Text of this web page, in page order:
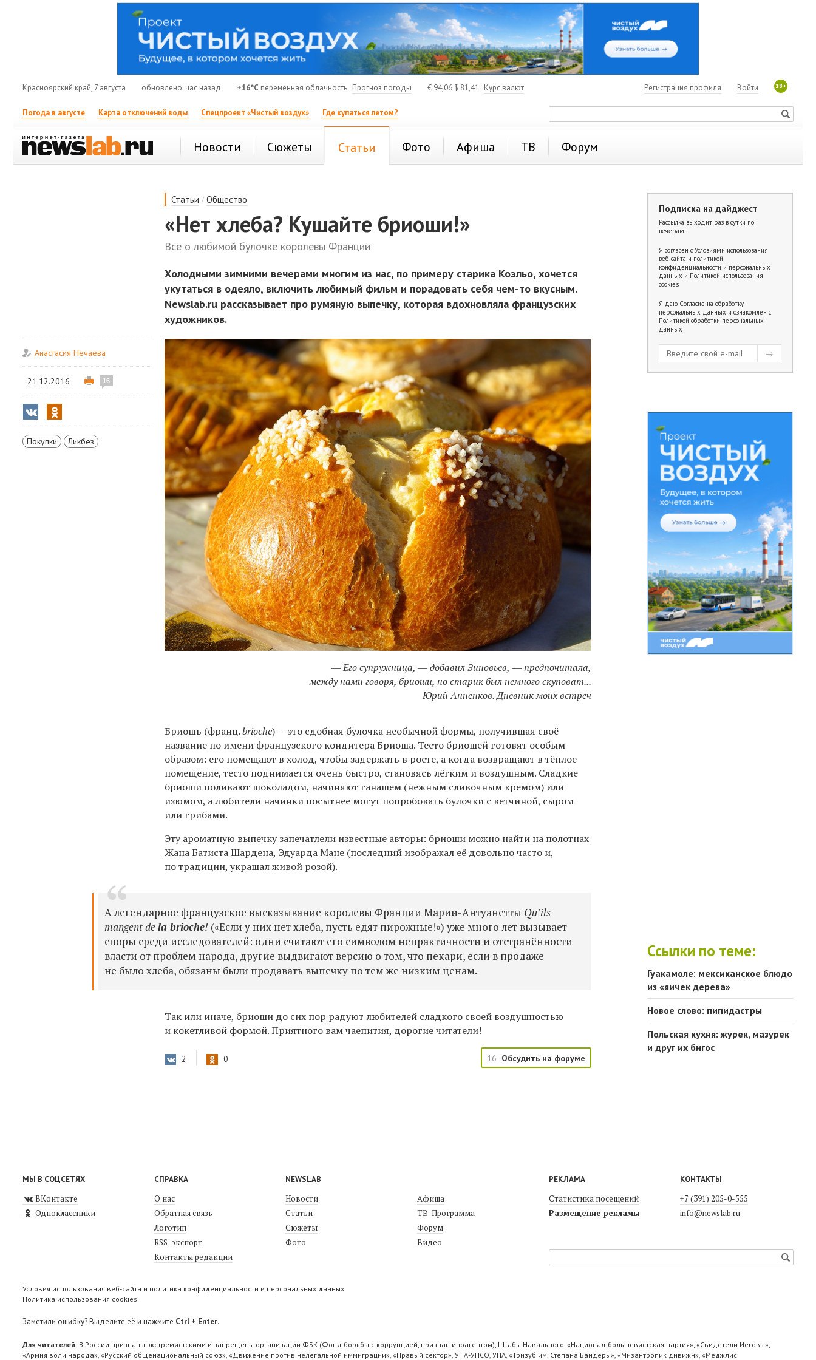
Красноярский край, 7 августа обновлено: час назад +16°C переменная облачность Прогноз погоды € 94,06 $ 81,41 Курс валют 18+
Войти
Регистрация профиля
Погода в августе Карта отключений воды Спецпроект «Чистый воздух» Где купаться летом?
Новости Сюжеты Статьи Фото Афиша ТВ Форум
Статьи /Общество
«Нет хлеба? Кушайте бриоши!»
Всё о любимой булочке королевы Франции
Холодными зимними вечерами многим из нас, по примеру старика Коэльо, хочется
укутаться в одеяло, включить любимый фильм и порадовать себя чем-то вкусным.
Newslab.ru рассказывает про румяную выпечку, которая вдохновляла французских
художников.
Анастасия Нечаева
21.12.2016 16
Покупки Ликбез
― Его супружница, ― добавил Зиновьев, ― предпочитала,
между нами говоря, бриоши, но старик был немного скуповат...
Юрий Анненков. Дневник моих встреч
Бриошь (франц.brioche) — это сдобная булочка необычной формы, получившая своё
название по имени французского кондитера Бриоша. Тесто бриошей готовят особым
образом: его помещают в холод, чтобы задержать в росте, а когда возвращают в тёплое
помещение, тесто поднимается очень быстро, становясь лёгким и воздушным. Сладкие
бриоши поливают шоколадом, начиняют ганашем (нежным сливочным кремом) или
изюмом, а любители начинки посытнее могут попробовать булочки с ветчиной, сыром
или грибами.
Эту ароматную выпечку запечатлели известные авторы: бриоши можно найти на полотнах
Жана Батиста Шардена, Эдуарда Мане (последний изображал её довольно часто и,
по традиции, украшал живой розой).
А легендарное французское высказывание королевы ФранцииМарии-Антуанетты Qu’ils
mangent dela brioche! («Если у них нет хлеба, пусть едят пирожные!») уже много лет вызывает
споры среди исследователей: одни считают его символом непрактичности и отстранённости
власти от проблем народа, другие выдвигают версию о том, что пекари, если в продаже
не было хлеба, обязаны были продавать выпечку по тем же низким ценам.
Так или иначе, бриоши до сих пор радуют любителей сладкого своей воздушностью
и кокетливой формой. Приятного вам чаепития, дорогие читатели!
2 0 16 Обсудить на форуме
Подписка на дайджест
Рассылка выходит раз в сутки по
вечерам.
Я согласен с Условиями использования
веб-сайта и политикой
конфиденциальности и персональных
данных и Политикой использования
cookies
Я даю Согласие на обработку
персональных данных и ознакомлен с
Политикой обработки персональных
данных
Ссылки по теме:
Гуакамоле: мексиканское блюдо
из «яичек дерева»
Новое слово: пипидастры
Польская кухня: журек, мазурек
и друг их бигос
МЫ В СОЦСЕТЯХ
ВКонтакте
Одноклассники
СПРАВКА
О нас
Обратная связь
Логотип
RSS-экспорт
Контакты редакции
NEWSLAB
Новости
Статьи
Сюжеты
Фото
Афиша
ТВ-Программа
Форум
Видео
РЕКЛАМА
Статистика посещений
Размещение рекламы
КОНТАКТЫ
+7 (391) 205-0-555
info@newslab.ru
Условия использования веб-сайта и политика конфиденциальности и персональных данных
Политика использования cookies
Заметили ошибку? Выделите её и нажмите Ctrl + Enter.
Для читателей: В России признаны экстремистскими и запрещены организации ФБК (Фонд борьбы с коррупцией, признан иноагентом), Штабы Навального, «Национал-большевистская партия», «Свидетели Иеговы»,
«Армия воли народа», «Русский общенациональный союз», «Движение против нелегальной иммиграции», «Правый сектор», УНА-УНСО, УПА, «Тризуб им. Степана Бандеры», «Мизантропик дивижн», «Меджлис